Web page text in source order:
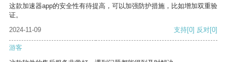
这款加速器app的安全性有待提高，可以加强防护措施，比如增加双重验
证。
2024-11-09
支持[0] 反对[0]
游客